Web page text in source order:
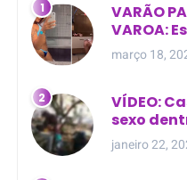
VARÃO
VAROA:
março 18,
VÍDEO:
sexo
cima de
janeiro 22,